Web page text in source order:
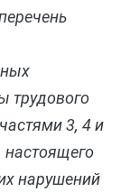
трудового
3, 4 и
настоящего
нарушений